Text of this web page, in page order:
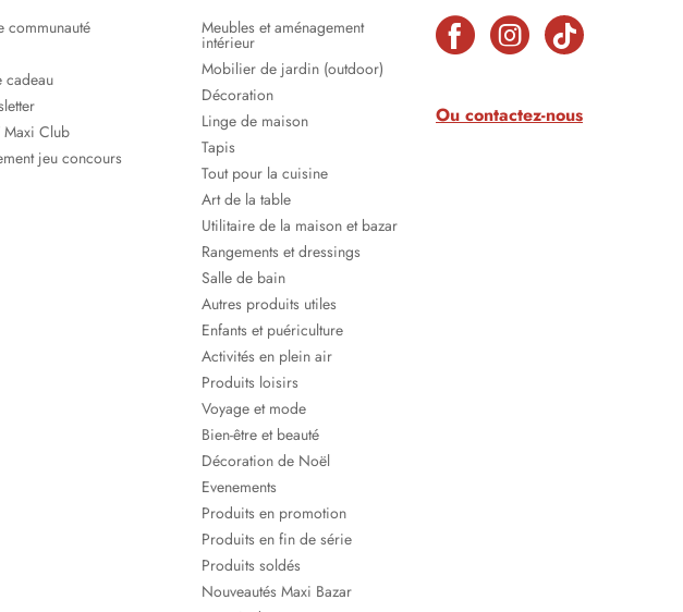
communauté
cadeau
Club
jeu concours
Meubles et aménagement
intérieur
Mobilier de jardin (outdoor)
Décoration
Linge de maison
Tapis
Tout pour la cuisine
Art de la table
Utilitaire de la maison et bazar
Rangements et dressings
Salle de bain
Autres produits utiles
Enfants et puériculture
Activités en plein air
Produits loisirs
Voyage et mode
Bien-être et beauté
Décoration de Noël
Evenements
Produits en promotion
Produits en fin de série
Produits soldés
Nouveautés Maxi Bazar
Ou contactez-nous